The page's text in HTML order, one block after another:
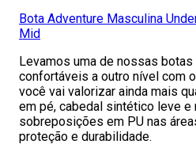
Bota Adventure Masculina
Mid
Levamos uma de nossas
confortáveis a outro nível com
você vai valorizar ainda mais
em pé, cabedal sintético leve e
sobreposições em PU nas
proteção e durabilidade.